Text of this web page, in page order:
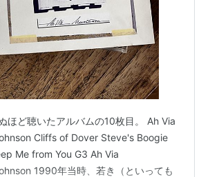
ほど聴いたアルバムの10枚目。 Ah Via
Cliffs of Dover Steve's Boogie
Me from You G3 Ah Via
1990年当時、若き（といっても